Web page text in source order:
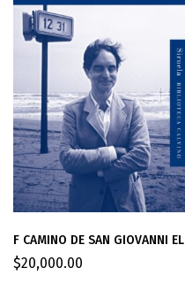
F CAMINO DE SAN GIOVANNI EL
$20,000.00